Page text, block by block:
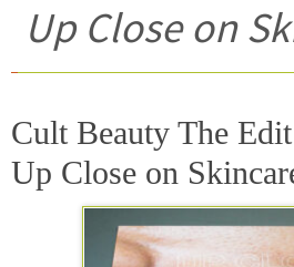
Up Close on
Cult Beauty The
Up Close on